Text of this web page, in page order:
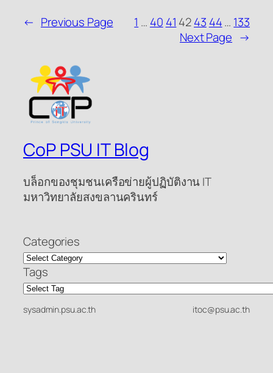
← Previous Page 1 … 40 41 4243 44… 133
Next Page →
CoP PSU IT Blog
บล็อกของชุมชนเครือข่ายผู้ปฏิบัติงาน IT
มหาวิทยาลัยสงขลานครินทร์
Categories
Tags
sysadmin.psu.ac.th itoc@psu.ac.th